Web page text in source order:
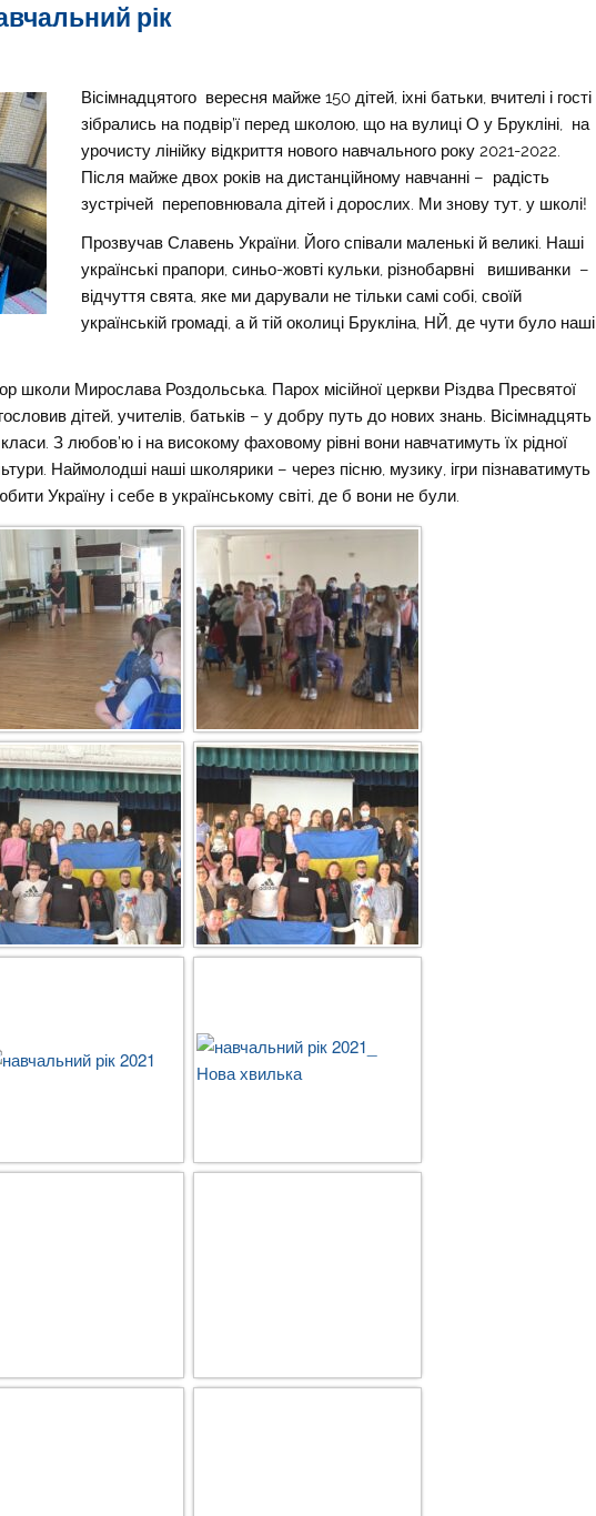
рік
Вісімнадцятого вересня майже 150 дітей, іхні батьки, вчителі і гості
зібрались на подвір’ї перед школою, що на вулиці О у Брукліні, на
урочисту лінійку відкриття нового навчального року 2021-2022.
Після майже двох років на дистанційному навчанні – радість
зустрічей переповнювала дітей і дорослих. Ми знову тут, у школі!
Прозвучав Славень України. Його співали маленькі й великі. Наші
українські прапори, синьо-жовті кульки, різнобарвні
вишиванки –
відчуття свята, яке ми дарували не тільки самі собі, своїй
українській громаді, а й тій околиці Брукліна, НЙ, де чути було наші
школи Мирослава Роздольська. Парох місійної церкви Різдва Пресвятої
дітей, учителів, батьків – у добру путь до нових знань. Вісімнадцять
З любов’ю і на високому фаховому рівні вони навчатимуть їх рідної
Наймолодші наші школярики – через пісню, музику, ігри пізнаватимуть
Україну і себе в українському світі, де б вони не були.